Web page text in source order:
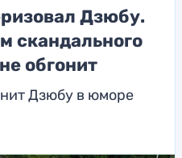
Дзюбу.
скандального
обгонит
Дзюбу в юморе